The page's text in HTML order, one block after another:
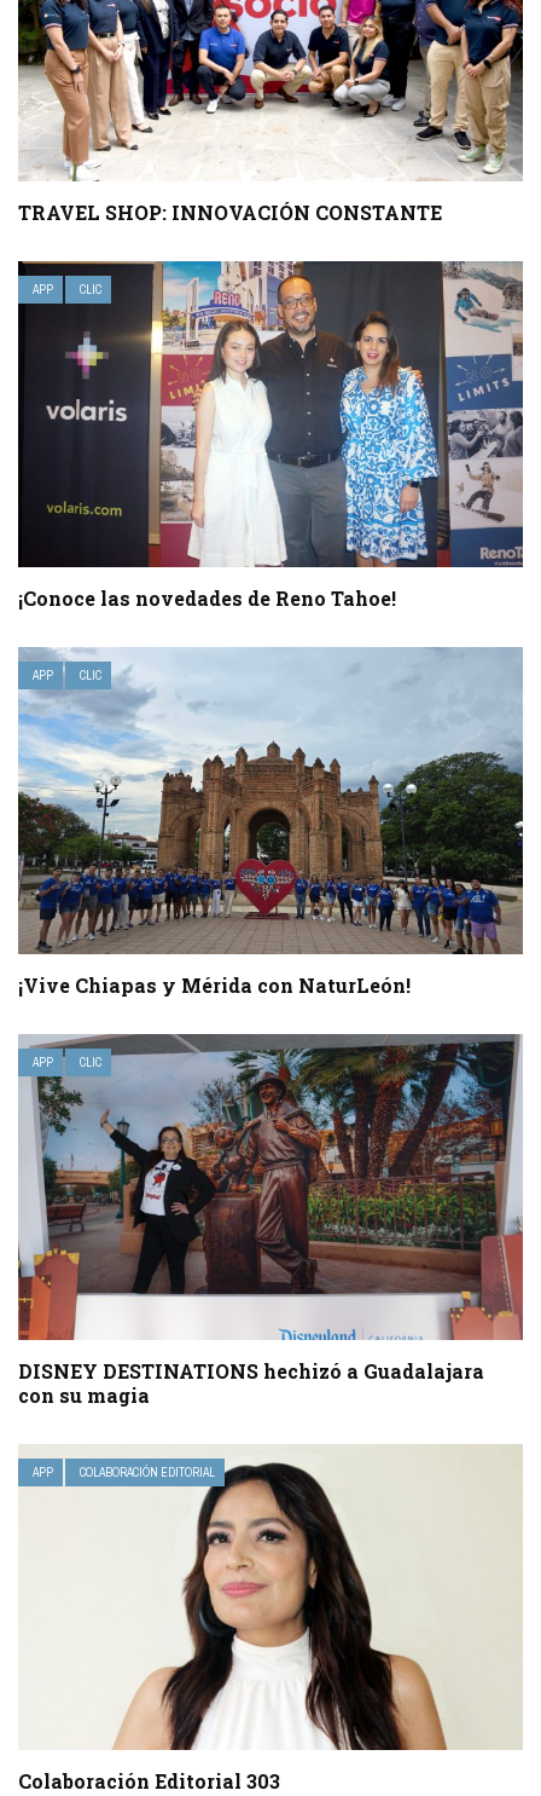
TRAVEL SHOP: INNOVACIÓN CONSTANTE
APP CLIC
¡Conoce las novedades de Reno Tahoe!
APP CLIC
¡Vive Chiapas y Mérida con NaturLeón!
APP CLIC
DISNEY DESTINATIONS hechizó a Guadalajara
con su magia
APP COLABORACIÓN EDITORIAL
Colaboración Editorial 303